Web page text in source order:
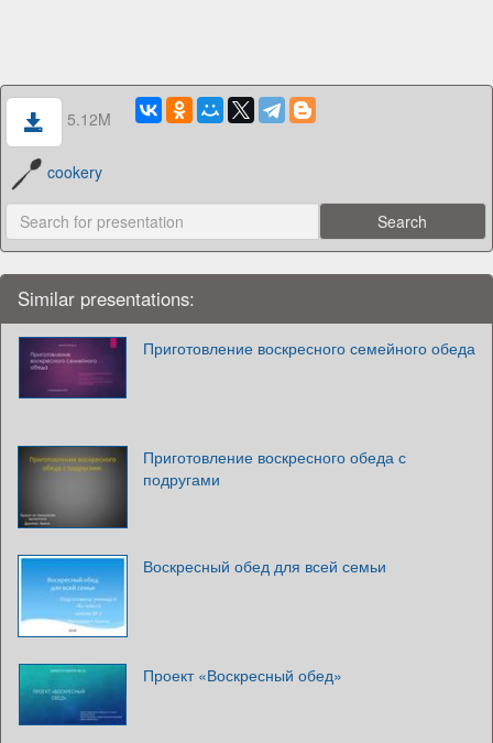
5.12M
cookery
Similar presentations:
Приготовление воскресного семейного обеда
Приготовление воскресного обеда с
подругами
Воскресный обед для всей семьи
Проект «Воскресный обед»